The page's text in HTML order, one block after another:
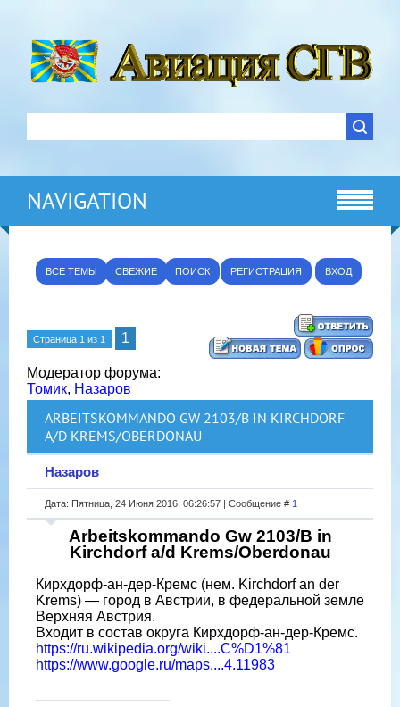
NAVIGATION
ВСЕ ТЕМЫ СВЕЖИЕ ПОИСК РЕГИСТРАЦИЯ ВХОД
Страница 1 из 1 1
Модератор форума:
Томик, Назаров
ARBEITSKOMMANDO GW 2103/B IN KIRCHDORF
A/D KREMS/OBERDONAU
Назаров
Дата: Пятница, 24 Июня 2016, 06:26:57 | Сообщение # 1
Arbeitskommando Gw 2103/B in
Kirchdorf a/d Krems/Oberdonau
Кирхдорф-ан-дер-Кремс (нем. Kirchdorf an der
Krems) — город в Австрии, в федеральной земле
Верхняя Австрия.
Входит в состав округа Кирхдорф-ан-дер-Кремс.
https://ru.wikipedia.org/wiki....C%D1%81
https://www.google.ru/maps....4.11983